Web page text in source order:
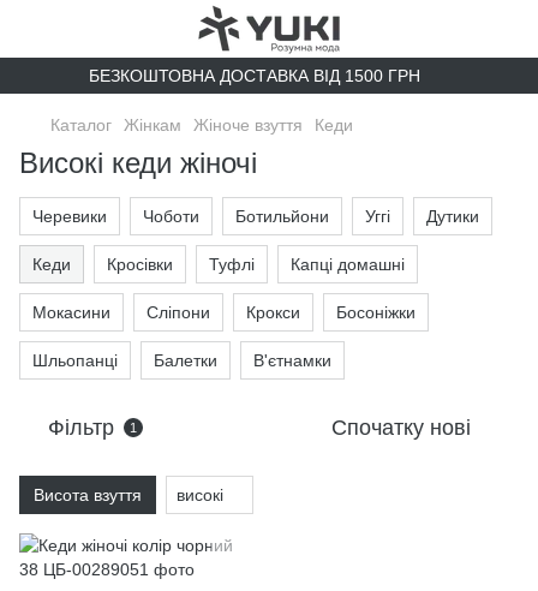
БЕЗКОШТОВНА ДОСТАВКА ВІД 1500 ГРН
Каталог Жінкам Жіноче взуття Кеди
Високі кеди жіночі
Черевики Чоботи Ботильйони Уггі Дутики
Кеди Кросівки Туфлі Капці домашні
Мокасини Сліпони Крокси Босоніжки
Шльопанці Балетки В'єтнамки
Фільтр 1 Спочатку нові
Висота взуття високі